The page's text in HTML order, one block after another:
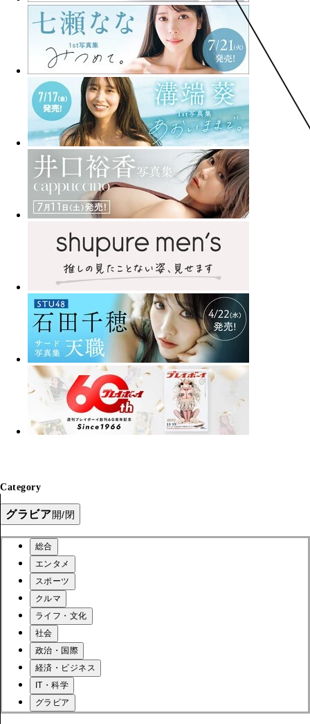
Category
グラビア開/閉
総合
エンタメ
スポーツ
クルマ
ライフ・文化
社会
政治・国際
経済・ビジネス
IT・科学
グラビア